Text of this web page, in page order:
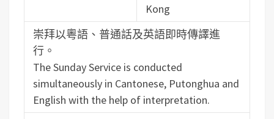
Kong
崇拜以粵語、普通話及英語即時傳譯進
行。
The Sunday Service is conducted
simultaneously in Cantonese, Putonghua and
English with the help of interpretation.